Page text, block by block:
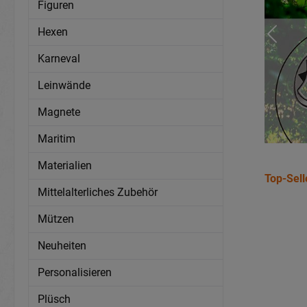
Figuren
Hexen
Karneval
Leinwände
Magnete
Maritim
Materialien
Mittelalterliches Zubehör
Mützen
Neuheiten
Personalisieren
Plüsch
Top-